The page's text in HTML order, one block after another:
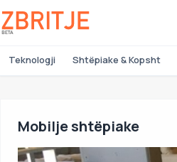
Teknologji Shtëpiake & Kopsht
Mobilje shtëpiake